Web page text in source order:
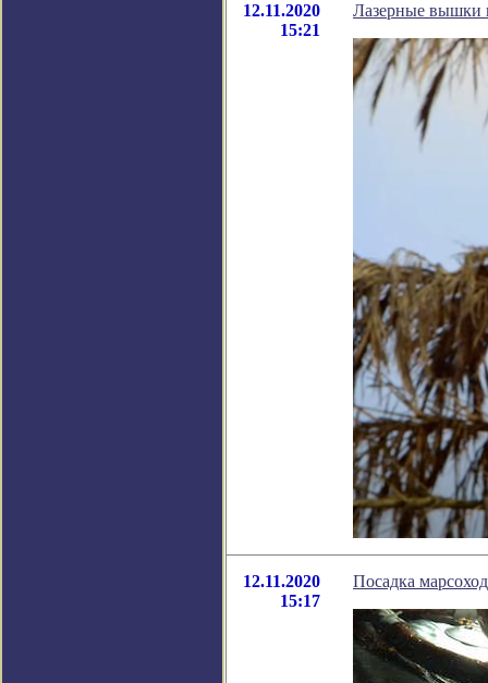
12.11.2020
15:21
Лазерные вышки
12.11.2020
15:17
Посадка